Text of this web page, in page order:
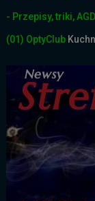
- Przepisy, triki, AGD
(01) OptyClub